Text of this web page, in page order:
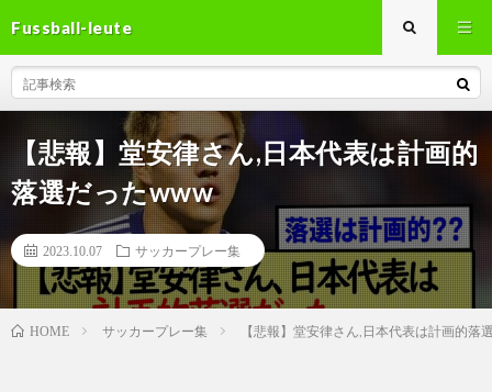
Fussball-leute
【悲報】堂安律さん,日本代表は計画的
落選だったwww
2023.10.07 サッカープレー集
HOME サッカープレー集 【悲報】堂安律さん,日本代表は計画的落